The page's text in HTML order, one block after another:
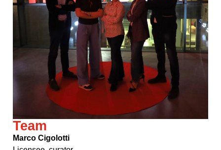
Team
Marco Cigolotti